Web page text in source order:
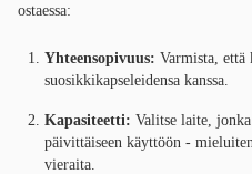
ostaessa:
Yhteensopivuus: Varmista,
suosikkikapseleidensa kanssa.
Kapasiteetti: Valitse laite,
päivittäiseen käyttöön -
vieraita.